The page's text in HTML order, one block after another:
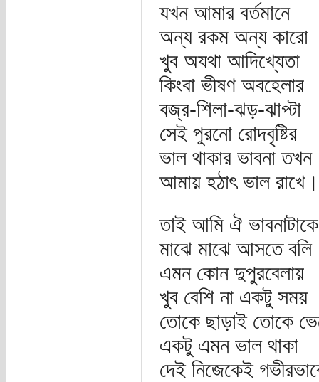
যখন আমার বর্তমানে
অন্য রকম অন্য কারো
খুব অযথা আদিখ্যেতা
কিংবা ভীষণ অবহেলার
বজ্র-শিলা-ঝড়-ঝাপ্টা
সেই পুরনো রোদবৃষ্টির
ভাল থাকার ভাবনা তখন
আমায় হঠাৎ ভাল রাখে।
তাই আমি ঐ ভাবনাটাকে
মাঝে মাঝে আসতে বলি
এমন কোন দুপুরবেলায়
খুব বেশি না একটু সময়
তোকে ছাড়াই তোকে
একটু এমন ভাল থাকা
দেই নিজেকেই